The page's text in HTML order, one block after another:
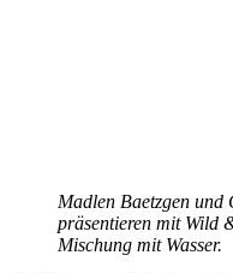
Madlen Baetzgen
präsentieren mit Wild
Mischung mit Wasser.